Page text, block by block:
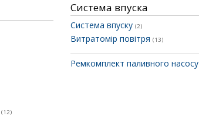
Система впуска
Система впуску (2)
Витратомір повітря (13)
(12)
Ремкомплект паливного насосу